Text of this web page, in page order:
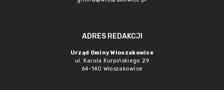
ADRES REDAKCJI
Urząd Gminy Włoszakowice
ul. Karola Kurpińskiego 29
64-140 Włoszakowice